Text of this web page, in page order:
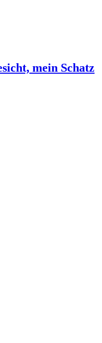
mein Schatz